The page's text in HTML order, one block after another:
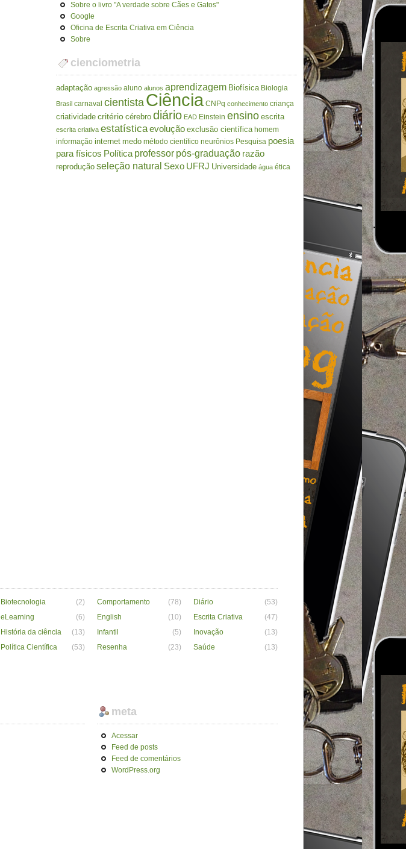
Sobre o livro "A verdade sobre Cães e Gatos"
Google
Oficina de Escrita Criativa em Ciência
Sobre
cienciometria
adaptação agressão aluno alunos aprendizagem Biofísica Biologia
Brasil carnaval cientista Ciência CNPq conhecimento criança
criatividade critério cérebro diário EAD Einstein ensino escrita
escrita criativa estatísticaevolução exclusão científica homem
informação internet medo método científico neurônios Pesquisa poesia
para físicos Política professor pós-graduação razão
reprodução seleção natural Sexo UFRJ Universidade água ética
Biotecnologia (2) Comportamento (78) Diário
(53)
eLearning (6) English (10) Escrita Criativa
(47)
História da ciência (13) Infantil (5) Inovação
(13)
Política Científica (53) Resenha (23) Saúde
(13)
meta
Acessar
Feed de posts
Feed de comentários
WordPress.org